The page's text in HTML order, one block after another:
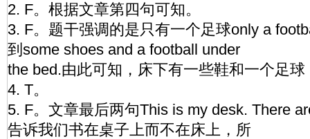
2. F。根据文章第四句可知。
3. F。题干强调的是只有一个足球only a
到some shoes and a football under
the bed.由此可知，床下有一些鞋和一个足
4. T。
5. F。文章最后两句This is my desk. There
告诉我们书在桌子上而不在床上，所